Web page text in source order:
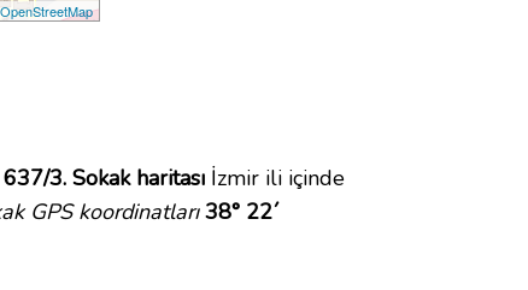
OpenStreetMap
637/3. Sokak haritası İzmir ili içinde
GPS koordinatları 38° 22´